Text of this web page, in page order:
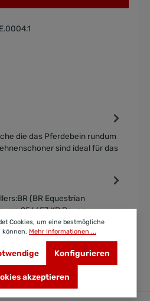
die das Pferdebein rundum
sind ideal für das
(BR Equestrian
256657 KD Boven-
+31 707…Mehr
Cookies, um eine bestmögliche
können. Mehr Informationen ...
Konfigurieren
akzeptieren